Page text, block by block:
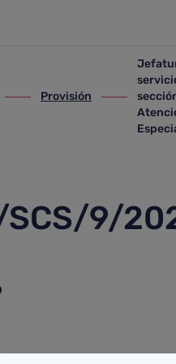
y provisión
ir-a Provisión
Provisión
ir-a Jefaturas
SCS/9/